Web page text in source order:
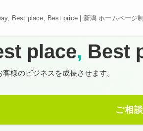
Best place, Best price | 新潟 ホームページ
place, Best
客様のビジネスを成長させます。
ご相